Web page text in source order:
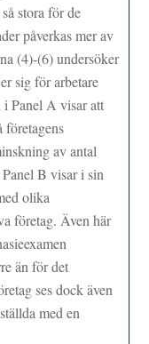
stora för de
påverkas mer av
(4)-(6) undersöker
sig för arbetare
Panel A visar att
företagens
av antal
Panel B visar i sin
olika
företag. Även här
än för det
ses dock även
med en